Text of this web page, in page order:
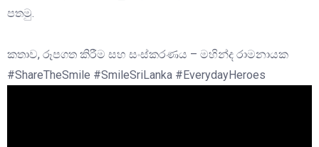
පතමු.
කතාව, රූපගත කිරීම සහ සංස්කරණය – මහින්ද රාමනායක
#ShareTheSmile #SmileSriLanka #EverydayHeroes